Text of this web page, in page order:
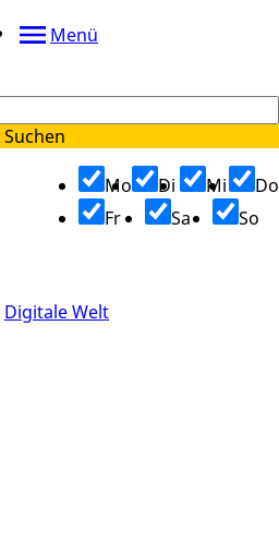
Menü
Suchen
Mo Di Mi
Do
Fr
Sa So
Digitale Welt